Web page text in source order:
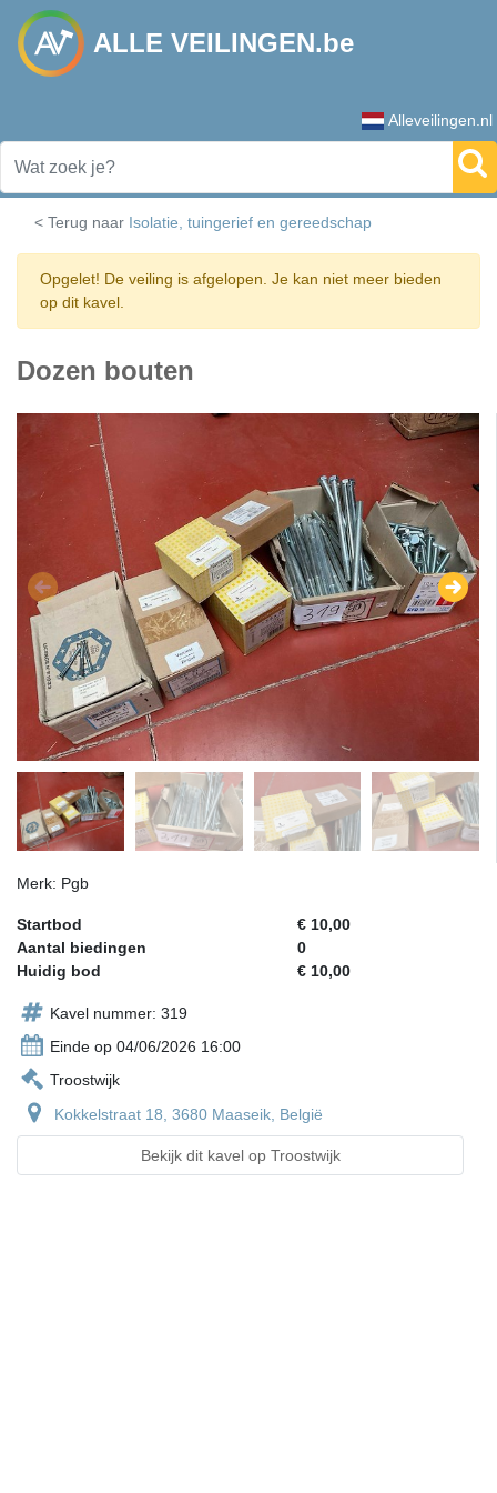
ALLE VEILINGEN.be
Alleveilingen.nl
< Terug naar Isolatie, tuingerief en gereedschap
Opgelet! De veiling is afgelopen. Je kan niet meer bieden
op dit kavel.
Dozen bouten
Merk: Pgb
Startbod
€ 10,00
Aantal biedingen
0
Huidig bod
€ 10,00
Kavel nummer: 319
Einde op 04/06/2026 16:00
Troostwijk
Kokkelstraat 18, 3680 Maaseik, België
Bekijk dit kavel op Troostwijk